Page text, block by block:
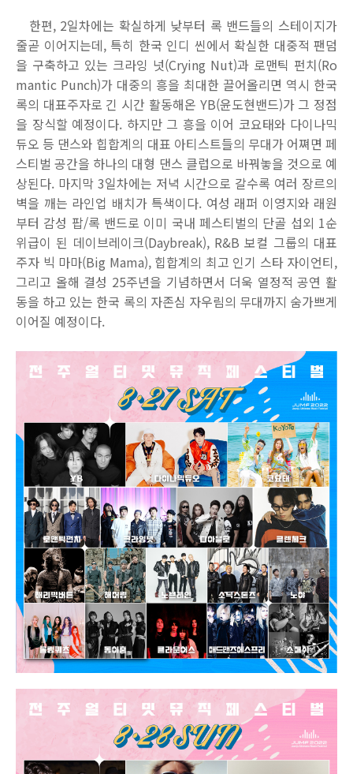
한편, 2일차에는 확실하게 낮부터 록 밴드들의 스테이지가
줄곧 이어지는데, 특히 한국 인디 씬에서 확실한 대중적 팬덤
을 구축하고 있는 크라잉 넛(Crying Nut)과 로맨틱 펀치(Ro
mantic Punch)가 대중의 흥을 최대한 끌어올리면 역시 한국
록의 대표주자로 긴 시간 활동해온 YB(윤도현밴드)가 그 정점
을 장식할 예정이다. 하지만 그 흥을 이어 코요태와 다이나믹
듀오 등 댄스와 힙합계의 대표 아티스트들의 무대가 어쪄면 페
스티벌 공간을 하나의 대형 댄스 클럽으로 바꿔놓을 것으로 예
상된다. 마지막 3일차에는 저녁 시간으로 갈수록 여러 장르의
벽을 깨는 라인업 배치가 특색이다. 여성 래퍼 이영지와 래원
부터 감성 팝/록 밴드로 이미 국내 페스티벌의 단골 섭외 1순
위급이 된 데이브레이크(Daybreak), R&B보컬 그룹의 대표
주자 빅 마마(Big Mama), 힙합계의 최고 인기 스타 자이언티,
그리고 올해 결성 25주년을 기념하면서 더욱 열정적 공연 활
동을 하고 있는 한국 록의 자존심 자우림의 무대까지 숨가쁘게
이어질 예정이다.